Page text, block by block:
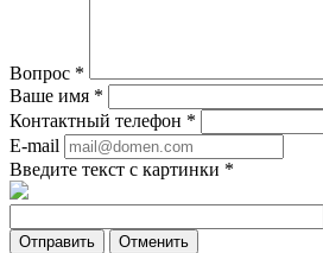
Вопрос *
Ваше имя *
Контактный телефон *
E-mail
Введите текст с картинки *
Отменить